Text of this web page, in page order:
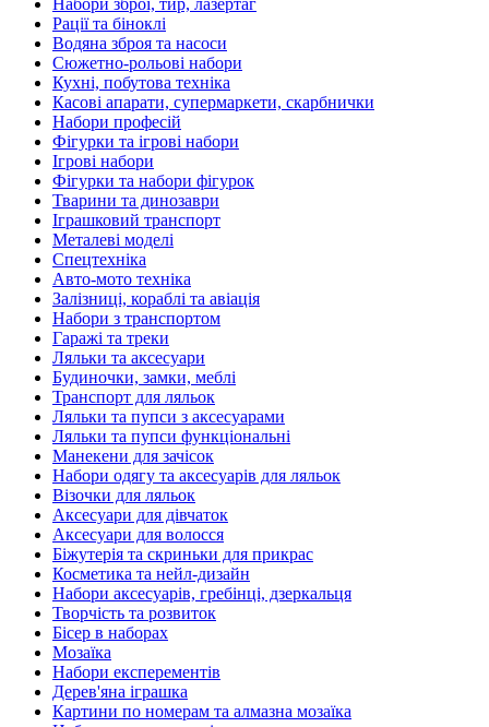
Набори зброї, тир, лазертаг
Рації та біноклі
Водяна зброя та насоси
Сюжетно-рольові набори
Кухні, побутова техніка
Касові апарати, супермаркети, скарбнички
Набори професій
Фігурки та ігрові набори
Ігрові набори
Фігурки та набори фігурок
Тварини та динозаври
Іграшковий транспорт
Металеві моделі
Спецтехніка
Авто-мото техніка
Залізниці, кораблі та авіація
Набори з транспортом
Гаражі та треки
Ляльки та аксесуари
Будиночки, замки, меблі
Транспорт для ляльок
Ляльки та пупси з аксесуарами
Ляльки та пупси функціональні
Манекени для зачісок
Набори одягу та аксесуарів для ляльок
Візочки для ляльок
Аксесуари для дівчаток
Аксесуари для волосся
Біжутерія та скриньки для прикрас
Косметика та нейл-дизайн
Набори аксесуарів, гребінці, дзеркальця
Творчість та розвиток
Бісер в наборах
Мозаїка
Набори експерементів
Дерев'яна іграшка
Картини по номерам та алмазна мозаїка